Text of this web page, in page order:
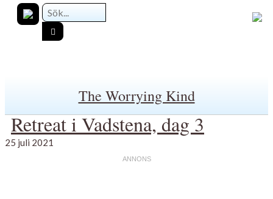
The Worrying Kind
Retreat i Vadstena, dag 3
25 juli 2021